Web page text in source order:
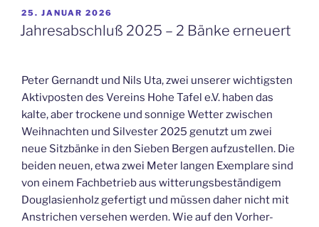
VERÖFFENTLICHT
AM
25. JANUAR 2026
Jahresabschluß 2025 – 2 Bänke erneuert
Peter Gernandt und Nils Uta, zwei unserer wichtigsten
Aktivposten des Vereins Hohe Tafel e.V. haben das
kalte, aber trockene und sonnige Wetter zwischen
Weihnachten und Silvester 2025 genutzt um zwei
neue Sitzbänke in den Sieben Bergen aufzustellen. Die
beiden neuen, etwa zwei Meter langen Exemplare sind
von einem Fachbetrieb aus witterungsbeständigem
Douglasienholz gefertigt und müssen daher nicht mit
Anstrichen versehen werden. Wie auf den Vorher-